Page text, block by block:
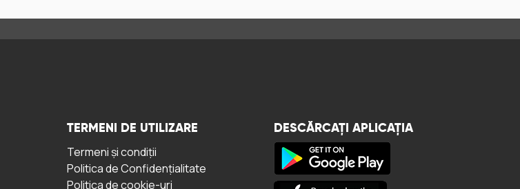
TERMENI DE UTILIZARE
Termeni și condiții
Politica de Confidențialitate
Politica de cookie-uri
DESCĂRCAȚI APLICAȚIA